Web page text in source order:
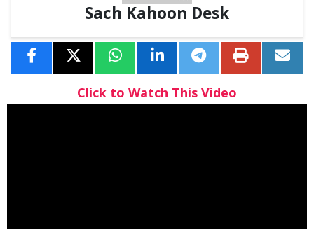
Sach Kahoon Desk
Click to Watch This Video